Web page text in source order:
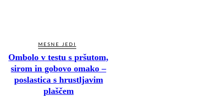
MESNE JEDI
Ombolo v testu s pršutom,
sirom in gobovo omako –
poslastica s hrustljavim
plaščem